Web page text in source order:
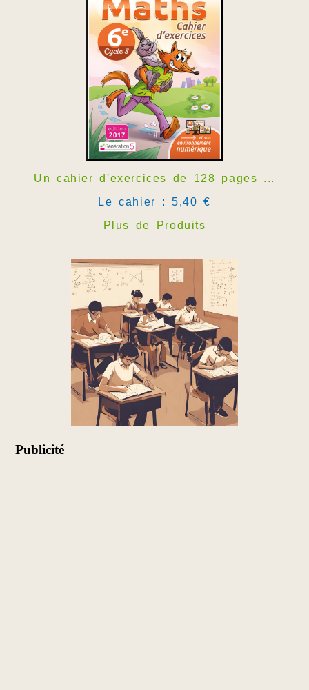
Un cahier d'exercices de 128 pages ...
Le cahier : 5,40 €
Plus de Produits
Publicité